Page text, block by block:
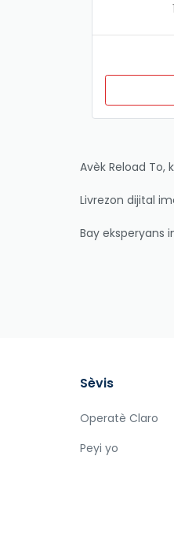
Avèk Reload
Livrezon dijital
Bay eksperyans
Sèvis
Operatè Claro
Peyi yo